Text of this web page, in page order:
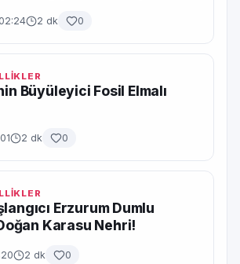
2 dk 0
Büyüleyici Fosil Elmalı
2 dk 0
Erzurum Dumlu
Karasu Nehri!
2 dk 0